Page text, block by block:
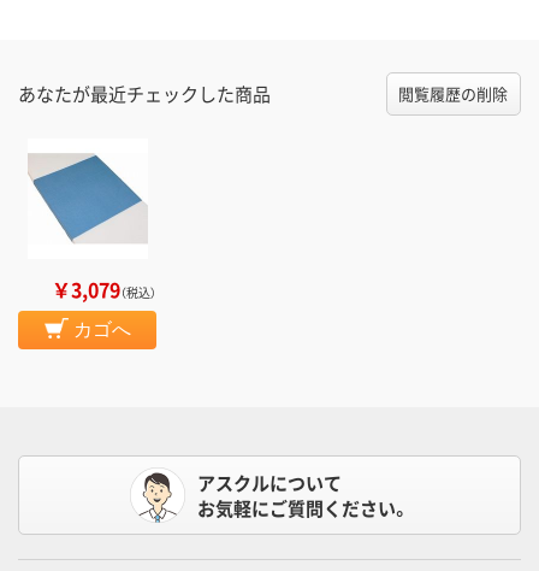
あなたが最近チェックした商品 閲覧履歴の削除
￥3,079（税込）
カゴへ
アスクルについて
お気軽にご質問ください。